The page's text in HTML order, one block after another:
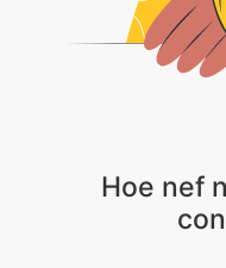
Hoe nef
1 . Safeimageconverter
te converteren.
2 . Upload gewoon je